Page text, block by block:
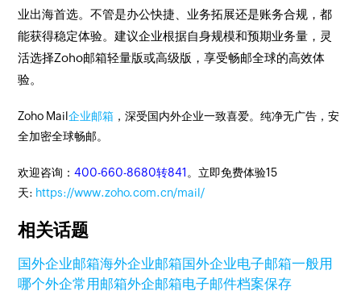
业出海首选。不管是办公快捷、业务拓展还是账务合规，都
能获得稳定体验。建议企业根据自身规模和预期业务量，灵
活选择Zoho邮箱轻量版或高级版，享受畅邮全球的高效体
验。
Zoho Mail企业邮箱 ，深受国内外企业一致喜爱。纯净无广告，安
全加密全球畅邮。
欢迎咨询：400-660-8680转841 。立即免费体验15
天: https://www.zoho.com.cn/mail/
相关话题
国外企业邮箱海外企业邮箱国外企业电子邮箱一般用
哪个外企常用邮箱外企邮箱电子邮件档案保存